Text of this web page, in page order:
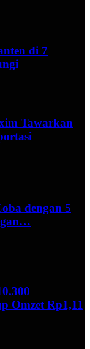
di 7
Tawarkan
dengan 5
Omzet Rp1,11